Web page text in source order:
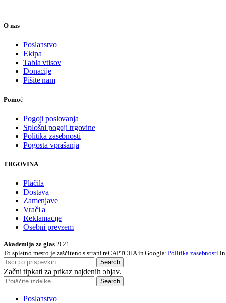
O nas
Poslanstvo
Ekipa
Tabla vtisov
Donacije
Pišite nam
Pomoč
Pogoji poslovanja
Splošni pogoji trgovine
Politika zasebnosti
Pogosta vprašanja
TRGOVINA
Plačila
Dostava
Zamenjave
Vračila
Reklamacije
Osebni prevzem
Akademija za glas 2021
To spletno mesto je zaščiteno s strani reCAPTCHA in Googla: Politika zasebnosti in
Search
Začni tipkati za prikaz najdenih objav.
Search
Poslanstvo